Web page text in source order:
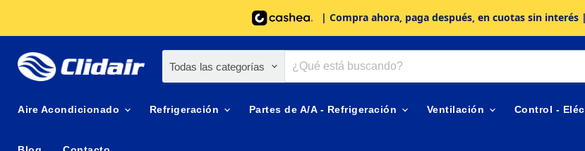
| Compra ahora, paga después, en cuotas sin interés
Todas las categorías
Aire Acondicionado Refrigeración Partes de A/A - Refrigeración Ventilación Control -